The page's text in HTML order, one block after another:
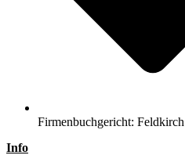
Firmenbuchgericht: Feldkirch
Info